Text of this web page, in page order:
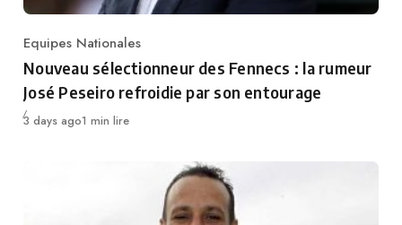
Category
Equipes Nationales
Nouveau sélectionneur des Fennecs : la rumeur
José Peseiro refroidie par son entourage
Publié
3 days ago1 min lire